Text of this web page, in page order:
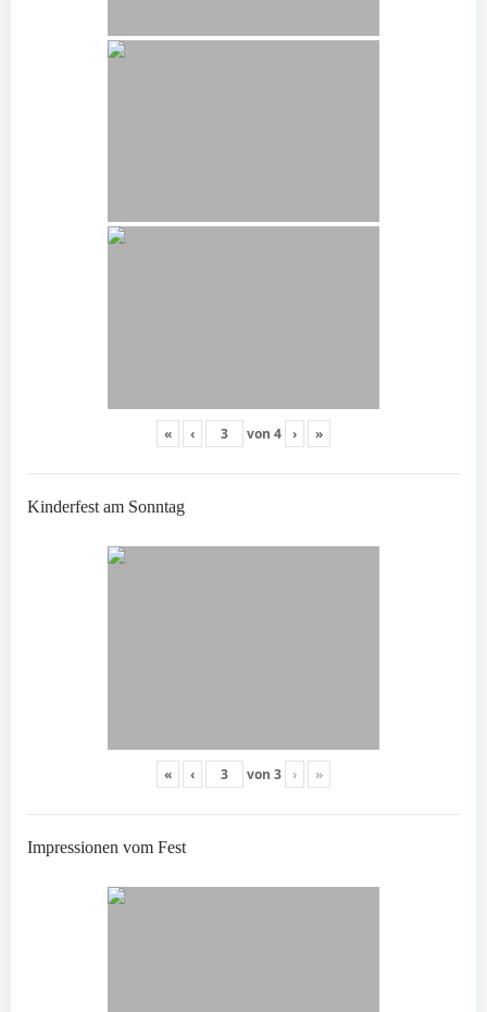
« ‹ von 4 › »
Kinderfest am Sonntag
« ‹ von 3 › »
Impressionen vom Fest